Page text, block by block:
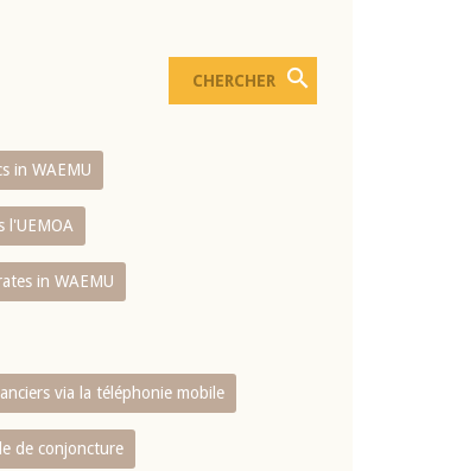
in WAEMU
l'UEMOA
in WAEMU
via la téléphonie mobile
de conjoncture